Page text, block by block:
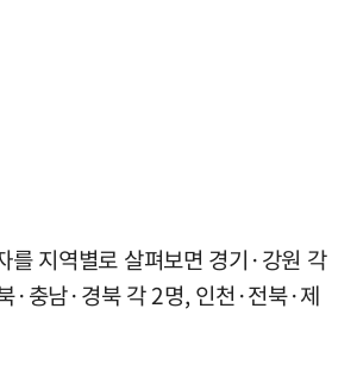
를 지역별로 살펴보면 경기·강원 각
·충남·경북 각 2명, 인천·전북·제